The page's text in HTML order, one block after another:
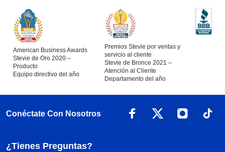
American Business Awards
Stevie de Oro 2020 –
Producto
Equipo directivo del año
Premios Stevie por ventas y
servicio al cliente
Stevie de Bronce 2021 –
Atención al Cliente
Departamento del año
Conéctate Con Nosotros
¿Tienes Preguntas?